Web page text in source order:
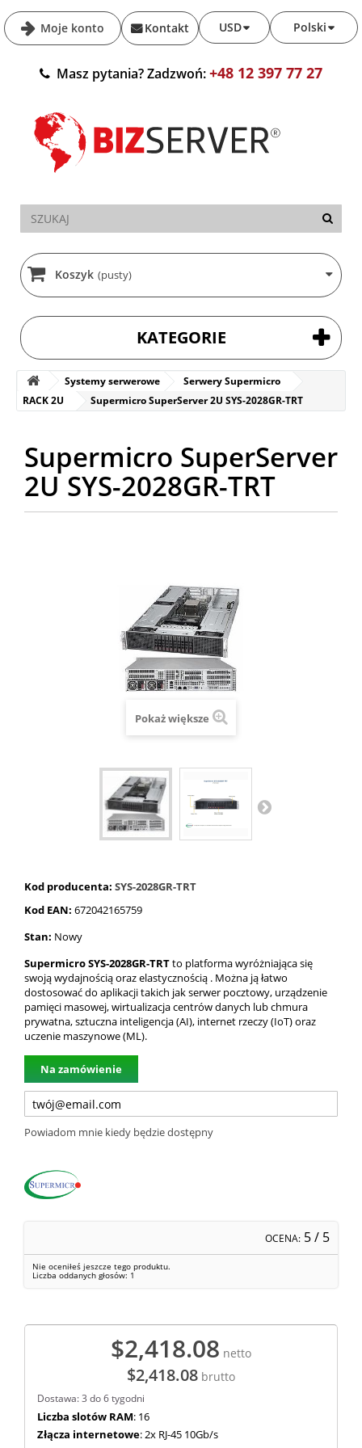
Moje konto Polski
USD
Kontakt
Masz pytania? Zadzwoń:+48 12 397 77 27
Koszyk (pusty)
KATEGORIE
Systemy serwerowe
Serwery Supermicro
RACK 2U
Supermicro SuperServer 2U SYS-2028GR-TRT
Supermicro SuperServer
2U SYS-2028GR-TRT
Pokaż większe
Kod producenta: SYS-2028GR-TRT
Kod EAN: 672042165759
Stan: Nowy
Supermicro SYS-2028GR-TRTto platforma wyróżniająca się
swoją wydajnością oraz elastycznością . Można ją łatwo
dostosować do aplikacji takich jak serwer pocztowy, urządzenie
pamięci masowej, wirtualizacja centrów danych lub chmura
prywatna, sztuczna inteligencja (AI), internet rzeczy (IoT) oraz
uczenie maszynowe (ML).
Na zamówienie
Powiadom mnie kiedy będzie dostępny
OCENA: 5/ 5
Nie oceniłeś jeszcze tego produktu.
Liczba oddanych głosów: 1
$2,418.08 netto
$2,418.08 brutto
Dostawa: 3 do 6 tygodni
Liczba slotów RAM: 16
Złącza internetowe: 2x RJ-45 10Gb/s